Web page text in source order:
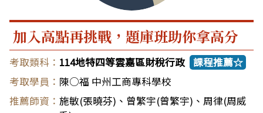
加入高點再挑戰，題庫班助你拿高分
114地特四等雲嘉區財稅行政 課程推薦☆
陳○福 中州工商專科學校
施敏(張曉芬) 、 曾繁宇(曾繁宇) 、 周律(周威